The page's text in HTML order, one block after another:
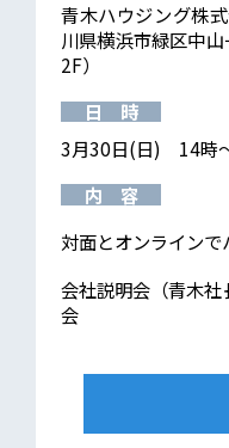
青木ハウジング株
川県横浜市緑区中
2F）
日 時
3月30日(日) 14時～
内 容
対面とオンライン
会社説明会（青木
会